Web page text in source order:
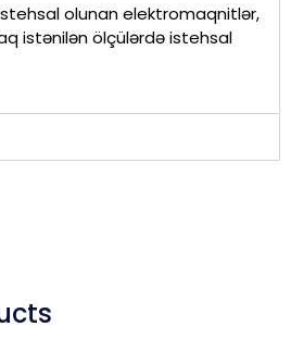
olunan elektromaqnitlər,
istənilən ölçülərdə istehsal